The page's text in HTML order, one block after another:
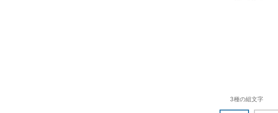
3種の組文字